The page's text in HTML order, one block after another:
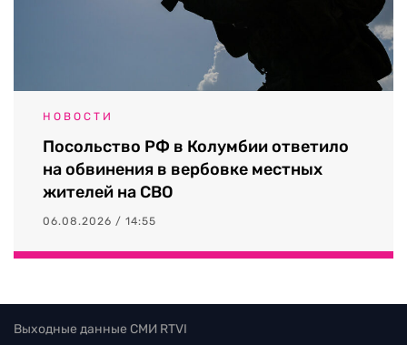
НОВОСТИ
Посольство РФ в Колумбии ответило
на обвинения в вербовке местных
жителей на СВО
06.08.2026 / 14:55
Выходные данные СМИ RTVI